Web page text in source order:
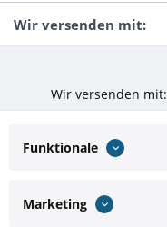
Wir versenden mit:
Wir versenden mit:
Funktionale
Marketing